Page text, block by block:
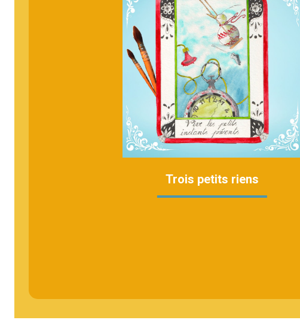
Trois petits riens